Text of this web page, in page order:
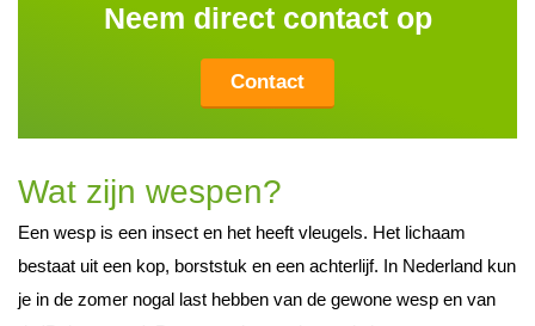
Neem direct contact op
Contact
Wat zijn wespen?
Een wesp is een insect en het heeft vleugels. Het lichaam
bestaat uit een kop, borststuk en een achterlijf. In Nederland kun
je in de zomer nogal last hebben van de gewone wesp en van